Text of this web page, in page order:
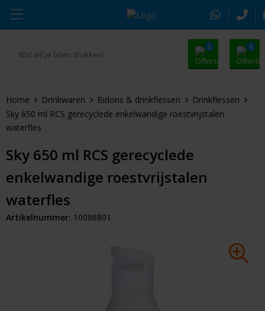
0 0
Drinkwaren
Kleding & Textiel
Tassen & Reizen
Elektronica & Gadgets
Beurs & Event
Alle promosnoepje
Zomer
Pasen
Kerst
Eindejaarsgeschenken
Alle geefmomenten
Thule
Moleskine
Alle merken
Home Drinkwaren Bidons & drinkflessen
Drinkflessen
Sky 650 ml RCS gerecyclede enkelwandige roestvrijstalen
waterfles
Sky 650 ml RCS gerecyclede
enkelwandige roestvrijstalen
waterfles
Artikelnummer: 10086801